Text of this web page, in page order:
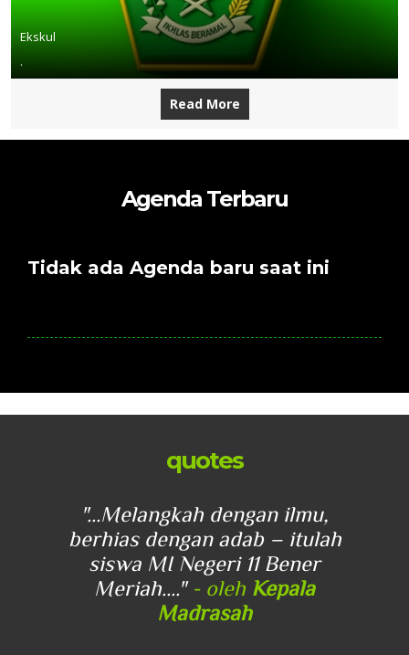
Ekskul
.
Read More
Agenda Terbaru
Tidak ada Agenda baru saat ini
quotes
"...Melangkah dengan ilmu,
berhias dengan adab – itulah
siswa MI Negeri 11 Bener
Meriah...." - oleh Kepala
Madrasah